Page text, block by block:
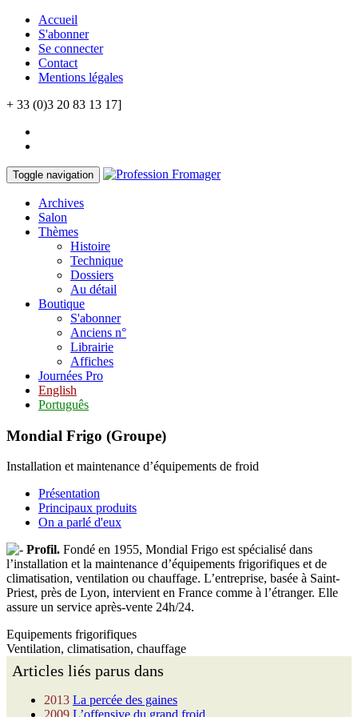
Accueil
S'abonner
Se connecter
Contact
Mentions légales
+ 33 (0)3 20 83 13 17]
Toggle navigation
Archives
Salon
Thèmes
Histoire
Technique
Dossiers
Au détail
Boutique
S'abonner
Anciens n°
Librairie
Affiches
Journées Pro
English
Português
Mondial Frigo (Groupe)
Installation et maintenance d’équipements de froid
Présentation
Principaux produits
On a parlé d'eux
Profil. Fondé en 1955, Mondial Frigo est spécialisé dans
l’installation et la maintenance d’équipements frigorifiques et de
climatisation, ventilation ou chauffage. L’entreprise, basée à Saint-
Priest, près de Lyon, intervient en France comme à l’étranger. Elle
assure un service après-vente 24h/24.
Equipements frigorifiques
Ventilation, climatisation, chauffage
Articles liés parus dans
2013 La percée des gaines